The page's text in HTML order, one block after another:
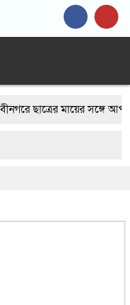
মায়ের সঙ্গে আপত্তিকর
লাঞ্ছিত
আব্দুল মান্নান